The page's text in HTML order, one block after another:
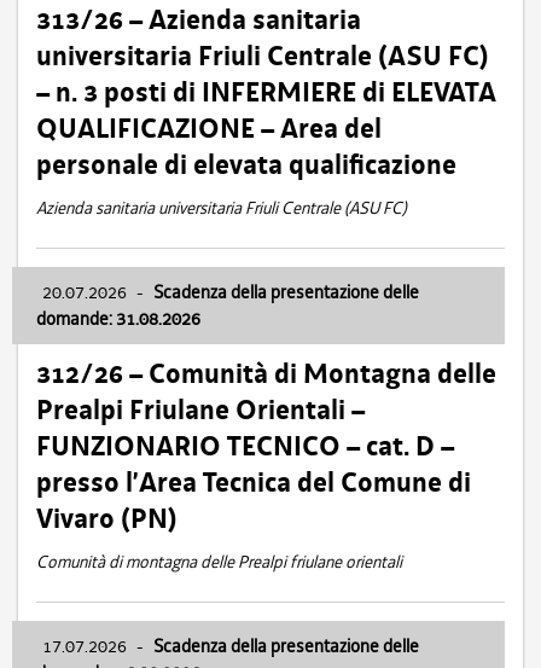
313/26 – Azienda sanitaria
universitaria Friuli Centrale (ASU FC)
– n. 3 posti di INFERMIERE di ELEVATA
QUALIFICAZIONE – Area del
personale di elevata qualificazione
Azienda sanitaria universitaria Friuli Centrale (ASU FC)
20.07.2026 - Scadenza della presentazione delle
domande: 31.08.2026
312/26 – Comunità di Montagna delle
Prealpi Friulane Orientali –
FUNZIONARIO TECNICO – cat. D –
presso l’Area Tecnica del Comune di
Vivaro (PN)
Comunità di montagna delle Prealpi friulane orientali
17.07.2026 - Scadenza della presentazione delle